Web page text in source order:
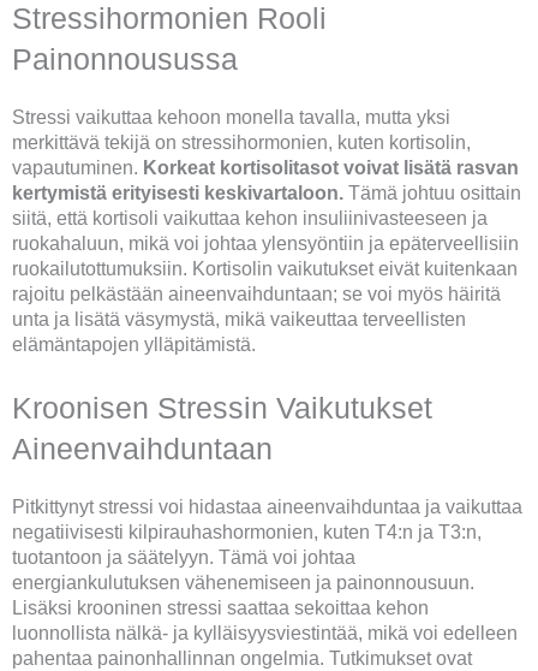
Stressihormonien Rooli
Painonnousussa
Stressi vaikuttaa kehoon monella tavalla, mutta yksi
merkittävä tekijä on stressihormonien, kuten kortisolin,
vapautuminen. Korkeat kortisolitasot voivat lisätä rasvan
kertymistä erityisesti keskivartaloon. Tämä johtuu osittain
siitä, että kortisoli vaikuttaa kehon insuliinivasteeseen ja
ruokahaluun, mikä voi johtaa ylensyöntiin ja epäterveellisiin
ruokailutottumuksiin. Kortisolin vaikutukset eivät kuitenkaan
rajoitu pelkästään aineenvaihduntaan; se voi myös häiritä
unta ja lisätä väsymystä, mikä vaikeuttaa terveellisten
elämäntapojen ylläpitämistä.
Kroonisen Stressin Vaikutukset
Aineenvaihduntaan
Pitkittynyt stressi voi hidastaa aineenvaihduntaa ja vaikuttaa
negatiivisesti kilpirauhashormonien, kuten T4:n ja T3:n,
tuotantoon ja säätelyyn. Tämä voi johtaa
energiankulutuksen vähenemiseen ja painonnousuun.
Lisäksi krooninen stressi saattaa sekoittaa kehon
luonnollista nälkä- ja kylläisyysviestintää, mikä voi edelleen
pahentaa painonhallinnan ongelmia. Tutkimukset ovat